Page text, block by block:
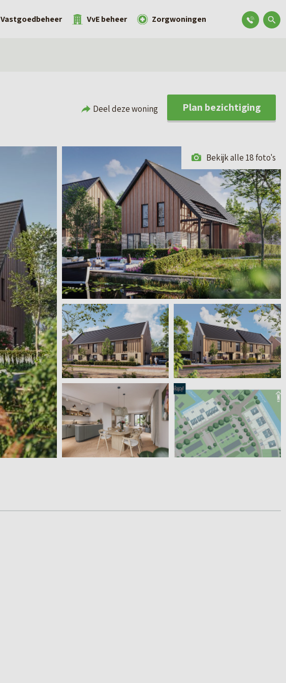
Vastgoedbeheer VvE beheer Zorgwoningen
Deel deze woning Plan bezichtiging
Bekijk alle 18 foto's